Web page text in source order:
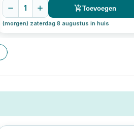
1 Toevoegen
(morgen) zaterdag 8 augustus in huis